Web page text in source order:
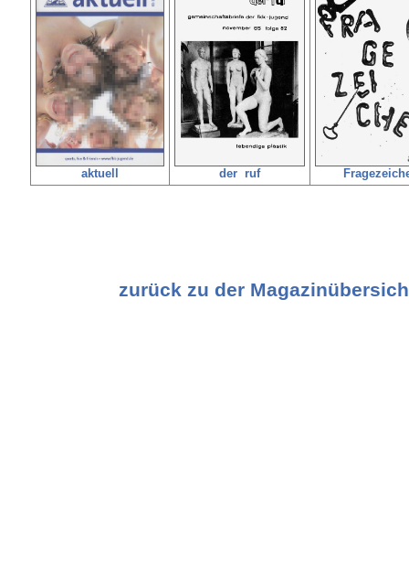
aktuell der ruf
zurück zu der